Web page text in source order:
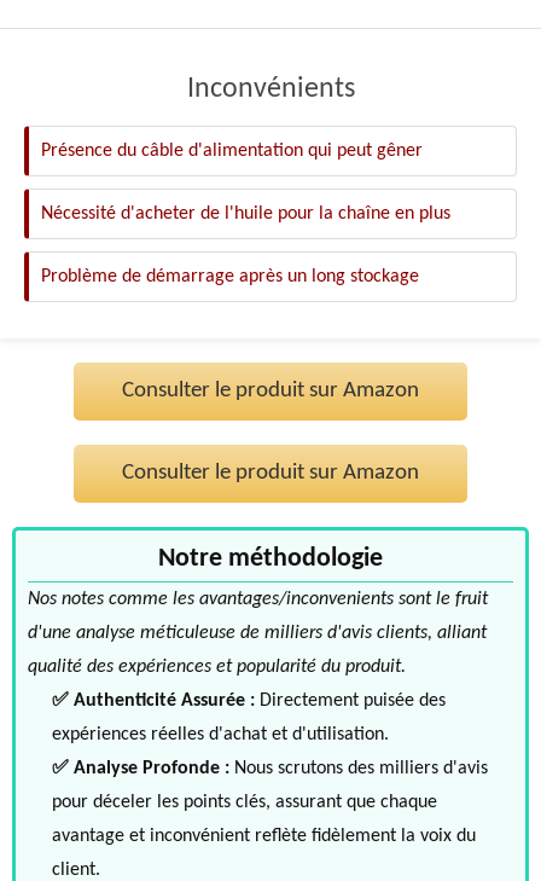
Inconvénients
Présence du câble d'alimentation qui peut gêner
Nécessité d'acheter de l'huile pour la chaîne en plus
Problème de démarrage après un long stockage
Consulter le produit sur Amazon
Consulter le produit sur Amazon
Notre méthodologie
Nos notes comme les avantages/inconvenients sont le fruit
d'une analyse méticuleuse de milliers d'avis clients, alliant
qualité des expériences et popularité du produit.
✅ Authenticité Assurée : Directement puisée des
expériences réelles d'achat et d'utilisation.
✅ Analyse Profonde : Nous scrutons des milliers d'avis
pour déceler les points clés, assurant que chaque
avantage et inconvénient reflète fidèlement la voix du
client.